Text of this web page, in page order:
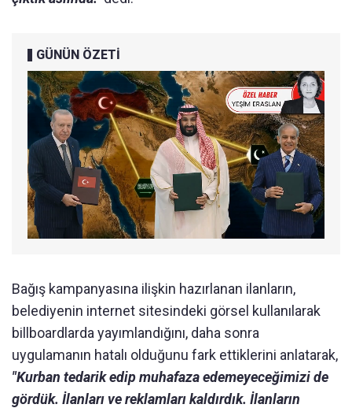
GÜNÜN ÖZETİ
Bağış kampanyasına ilişkin hazırlanan ilanların,
belediyenin internet sitesindeki görsel kullanılarak
billboardlarda yayımlandığını, daha sonra
uygulamanın hatalı olduğunu fark ettiklerini anlatarak,
"Kurban tedarik edip muhafaza edemeyeceğimizi de
gördük. İlanları ve reklamları kaldırdık. İlanların